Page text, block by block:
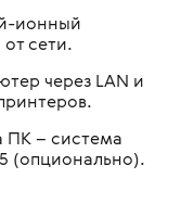
ионный
сети.
через LAN и
ПК – система
(опционально).